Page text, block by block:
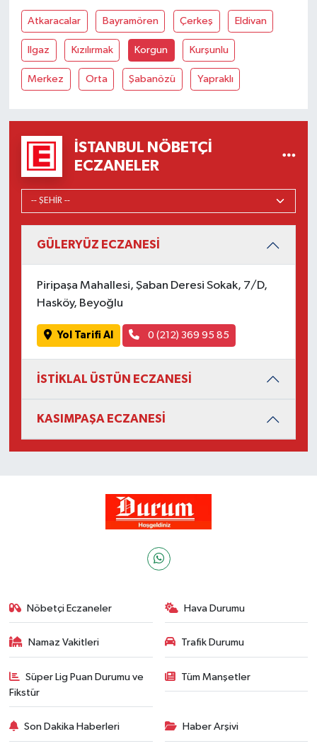
Atkaracalar Bayramören Çerkeş Eldivan
Ilgaz Kızılırmak Korgun Kurşunlu
Merkez Orta Şabanözü Yapraklı
İSTANBUL NÖBETÇI
ECZANELER
GÜLERYÜZ ECZANESİ
Piripaşa Mahallesi, Şaban Deresi Sokak, 7/D,
Hasköy, Beyoğlu
Yol Tarifi Al 0 (212) 369 95 85
İSTİKLAL ÜSTÜN ECZANESİ
KASIMPAŞA ECZANESİ
Nöbetçi Eczaneler Hava Durumu
Namaz Vakitleri Trafik Durumu
Süper Lig Puan Durumu ve
Fikstür
Tüm Manşetler
Son Dakika Haberleri Haber Arşivi